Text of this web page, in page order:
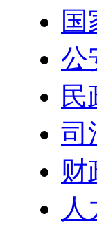
国
公
民
司
财